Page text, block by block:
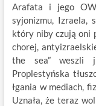
Arafata i jego
syjonizmu, Izraela,
który niby czują oni
chorej,
the sea” weszli
Proplestyńska
łgania w mediach,
Uznała, że teraz